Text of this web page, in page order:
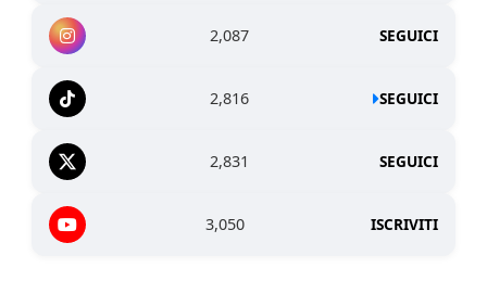
2,087 SEGUICI
2,816 SEGUICI
2,831 SEGUICI
3,050 ISCRIVITI